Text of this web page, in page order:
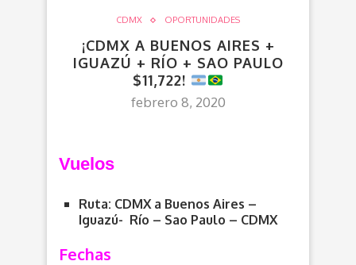
CDMX OPORTUNIDADES
¡CDMX A BUENOS AIRES +
IGUAZÚ + RÍO + SAO PAULO
$11,722!
febrero 8, 2020
Vuelos
Ruta: CDMX a Buenos Aires –
Iguazú- Río – Sao Paulo – CDMX
Fechas